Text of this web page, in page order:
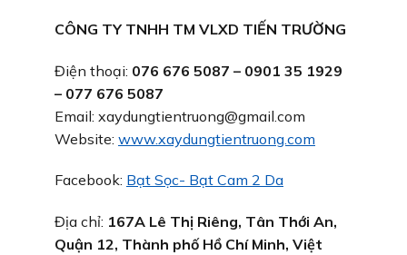
CÔNG TY TNHH TM VLXD TIẾN TRƯỜNG
Điện thoại: 076 676 5087 – 0901 35 1929
– 077 676 5087
Email: xaydungtientruong@gmail.com
Website: www.xaydungtientruong.com
Facebook: Bạt Sọc- Bạt Cam 2 Da
Địa chỉ: 167A Lê Thị Riêng, Tân Thới An,
Quận 12, Thành phố Hồ Chí Minh, Việt